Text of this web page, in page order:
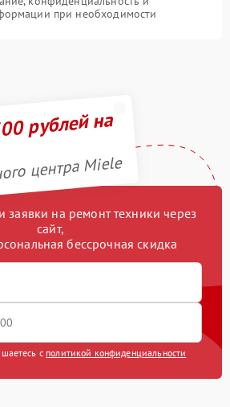
при необходимости
рублей на
центра Miele
на ремонт техники через
сайт,
бессрочная скидка
с политикой конфиденциальности